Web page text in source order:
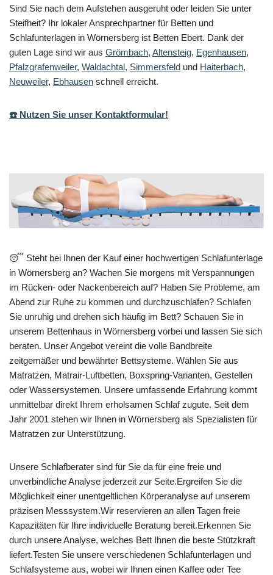
Sind Sie nach dem Aufstehen ausgeruht oder leiden Sie unter
Steifheit? Ihr lokaler Ansprechpartner für Betten und
Schlafunterlagen in Wörnersberg ist Betten Ebert. Dank der
guten Lage sind wir aus Grömbach, Altensteig, Egenhausen,
Pfalzgrafenweiler, Waldachtal, Simmersfeld und Haiterbach,
Neuweiler, Ebhausen schnell erreicht.
☎️ Nutzen Sie unser Kontaktformular!
😴 Steht bei Ihnen der Kauf einer hochwertigen Schlafunterlage
in Wörnersberg an? Wachen Sie morgens mit Verspannungen
im Rücken- oder Nackenbereich auf? Haben Sie Probleme, am
Abend zur Ruhe zu kommen und durchzuschlafen? Schlafen
Sie unruhig und drehen sich häufig im Bett? Schauen Sie in
unserem Bettenhaus in Wörnersberg vorbei und lassen Sie sich
beraten. Unser Angebot vereint die volle Bandbreite
zeitgemäßer und bewährter Bettsysteme. Wählen Sie aus
Matratzen, Matrair-Luftbetten, Boxspring-Varianten, Gestellen
oder Wassersystemen. Unsere umfassende Erfahrung kommt
unmittelbar direkt Ihrem erholsamen Schlaf zugute. Seit dem
Jahr 2001 stehen wir Ihnen in Wörnersberg als Spezialisten für
Matratzen zur Unterstützung.
Unsere Schlafberater sind für Sie da für eine freie und
unverbindliche Analyse jederzeit zur Seite.Ergreifen Sie die
Möglichkeit einer unentgeltlichen Körperanalyse auf unserem
präzisen Messsystem.Wir reservieren an allen Tagen freie
Kapazitäten für Ihre individuelle Beratung bereit.Erkennen Sie
durch unsere Analyse, welches Bett Ihnen die beste Stützkraft
liefert.Testen Sie unsere verschiedenen Schlafunterlagen und
Schlafsysteme aus, wobei wir Ihnen einen Kaffee oder Tee